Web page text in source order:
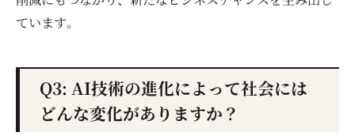
ています。
Q3: AI技術の進化によって社会には
どんな変化がありますか？